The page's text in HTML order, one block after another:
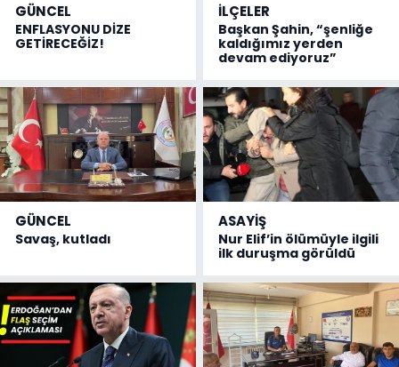
GÜNCEL
ENFLASYONU DİZE
GETİRECEĞİZ!
İLÇELER
Başkan Şahin, “şenliğe
kaldığımız yerden
devam ediyoruz”
GÜNCEL
Savaş, kutladı
ASAYİŞ
Nur Elif’in ölümüyle ilgili
ilk duruşma görüldü